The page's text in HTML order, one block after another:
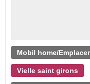
Mobil home/
Vielle saint girons